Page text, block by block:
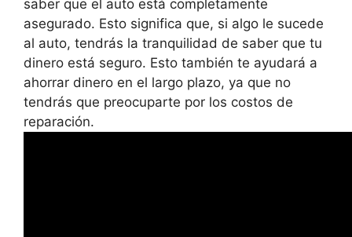
saber que el auto está completamente
asegurado. Esto significa que, si algo le sucede
al auto, tendrás la tranquilidad de saber que tu
dinero está seguro. Esto también te ayudará a
ahorrar dinero en el largo plazo, ya que no
tendrás que preocuparte por los costos de
reparación.